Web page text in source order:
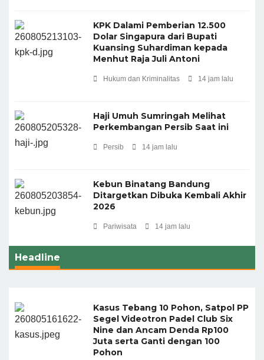
KPK Dalami Pemberian 12.500
Dolar Singapura dari Bupati
Kuansing Suhardiman kepada
Menhut Raja Juli Antoni
Hukum dan Kriminalitas 14 jam lalu
Haji Umuh Sumringah Melihat
Perkembangan Persib Saat ini
Persib 14 jam lalu
Kebun Binatang Bandung
Ditargetkan Dibuka Kembali Akhir
2026 ‎
Pariwisata 14 jam lalu
Headline
Kasus Tebang 10 Pohon, Satpol PP
Segel Videotron Padel Club Six
Nine dan Ancam Denda Rp100
Juta serta Ganti dengan 100
Pohon